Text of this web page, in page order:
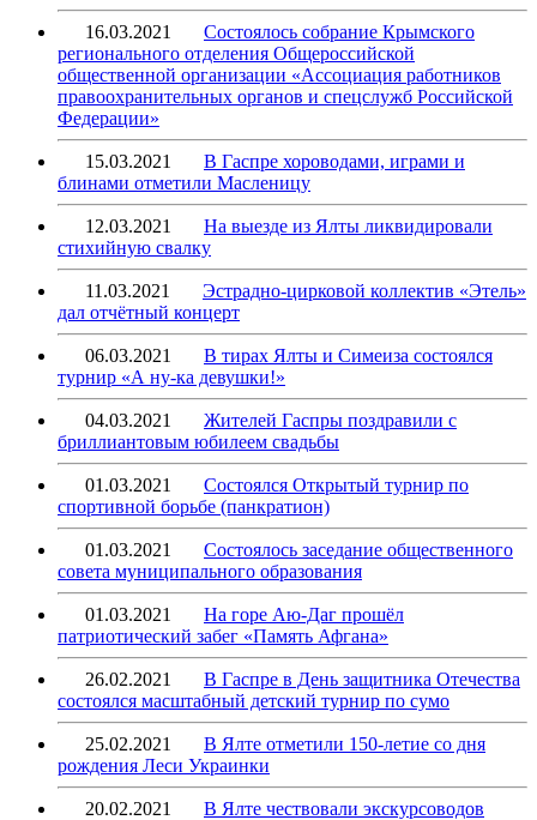
16.03.2021
Состоялось собрание Крымского
регионального отделения Общероссийской
общественной организации «Ассоциация работников
правоохранительных органов и спецслужб Российской
Федерации»
15.03.2021
В Гаспре хороводами, играми и
блинами отметили Масленицу
12.03.2021
На выезде из Ялты ликвидировали
стихийную свалку
11.03.2021
Эстрадно-цирковой коллектив «Этель»
дал отчётный концерт
06.03.2021
В тирах Ялты и Симеиза состоялся
турнир «А ну-ка девушки!»
04.03.2021
Жителей Гаспры поздравили с
бриллиантовым юбилеем свадьбы
01.03.2021
Состоялся Открытый турнир по
спортивной борьбе (панкратион)
01.03.2021
Состоялось заседание общественного
совета муниципального образования
01.03.2021
На горе Аю-Даг прошёл
патриотический забег «Память Афгана»
26.02.2021
В Гаспре в День защитника Отечества
состоялся масштабный детский турнир по сумо
25.02.2021
В Ялте отметили 150-летие со дня
рождения Леси Украинки
20.02.2021 В Ялте чествовали экскурсоводов